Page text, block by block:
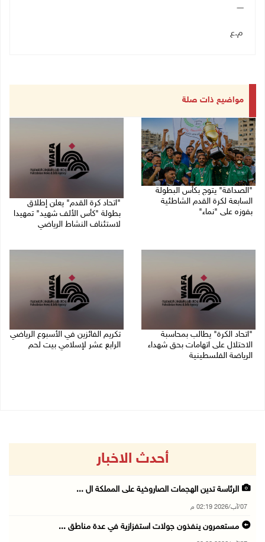
ـــــ
م.ع
مواضيع ذات صلة
"الصداقة" يتوج بكأس البطولة
السابعة لكرة القدم الشاطئية
بفوزه على "نماء"
"اتحاد كرة القدم" يعلن إطلاق
بطولة "كأس الألف شهيد" تمهيدا
لاستئناف النشاط الرياضي
"اتحاد الكرة" يطالب بمحاسبة
الاحتلال على اتهامات بحق شهداء
الرياضة الفلسطينية
تكريم الفائزين في الأسبوع الرياضي
الرابع عشر لإسلامي بيت لحم
أحدث الاخبار
الرئاسة تدين الهجمات الصاروخية على المملكة ال ...
07/آب/2026 02:19 م
مستعمرون ينفذون جولات استفزازية في عدة مناطق ...